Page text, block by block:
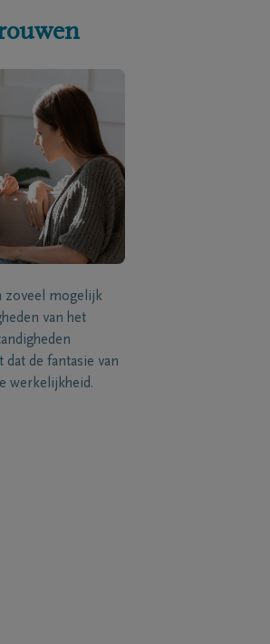
zoveel mogelijk
van het
de fantasie van
werkelijkheid.